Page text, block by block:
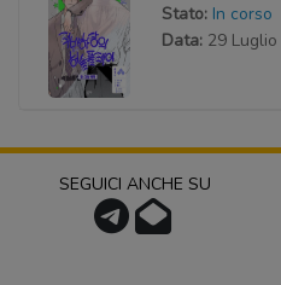
Stato: In corso
Data: 29
SEGUICI ANCHE SU